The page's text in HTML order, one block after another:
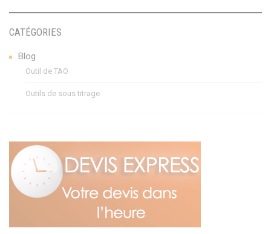
CATÉGORIES
Blog
Outil de TAO
Outils de sous titrage